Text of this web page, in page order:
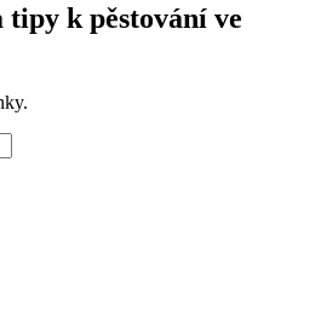
tipy k pěstování ve